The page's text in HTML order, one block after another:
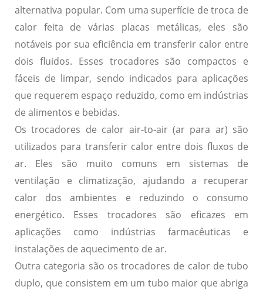
alternativa popular. Com uma superfície de troca de
calor feita de várias placas metálicas, eles são
notáveis por sua eficiência em transferir calor entre
dois fluidos. Esses trocadores são compactos e
fáceis de limpar, sendo indicados para aplicações
que requerem espaço reduzido, como em indústrias
de alimentos e bebidas.
Ostrocadores de calor air-to-air(ar para ar) são
utilizados para transferir calor entre dois fluxos de
ar. Eles são muito comuns em sistemas de
ventilação e climatização, ajudando a recuperar
calor dos ambientes e reduzindo o consumo
energético. Esses trocadores são eficazes em
aplicações como indústrias farmacêuticas e
instalações de aquecimento de ar.
Outra categoria são os trocadores de calor de tubo
duplo, que consistem em um tubo maior que abriga